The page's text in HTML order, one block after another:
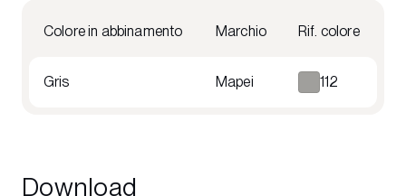
Colore in abbinamento Marchio Rif. colore
Gris Mapei 112
Download